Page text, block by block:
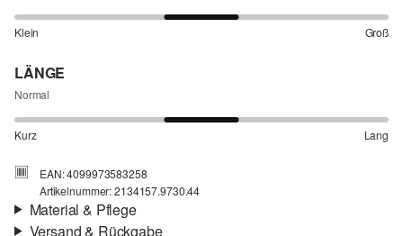
Klein Groß
LÄNGE
Normal
Kurz Lang
EAN: 4099973583258
Artikelnummer: 2134157.9730.44
Material & Pflege
Versand & Rückgabe